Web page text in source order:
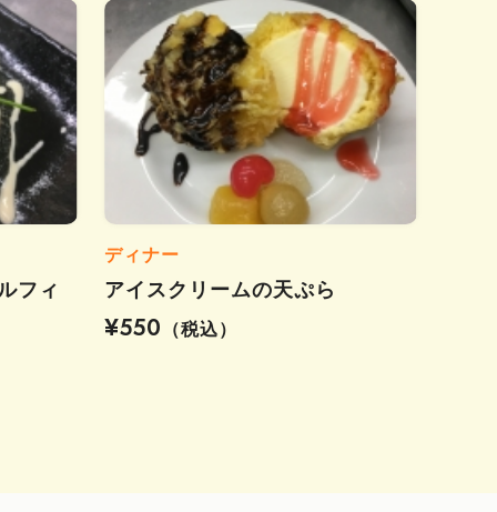
フィ
ディナー
アイスクリームの天ぷら
¥550
（税込）